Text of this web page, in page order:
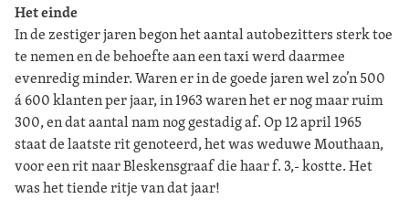
Het einde
In de zestiger jaren begon het aantal autobezitters sterk toe
te nemen en de behoefte aan een taxi werd daarmee
evenredig minder. Waren er in de goede jaren wel zo’n 500
á 600 klanten per jaar, in 1963 waren het er nog maar ruim
300, en dat aantal nam nog gestadig af. Op 12 april 1965
staat de laatste rit genoteerd, het was weduwe Mouthaan,
voor een rit naar Bleskensgraaf die haar f. 3,- kostte. Het
was het tiende ritje van dat jaar!